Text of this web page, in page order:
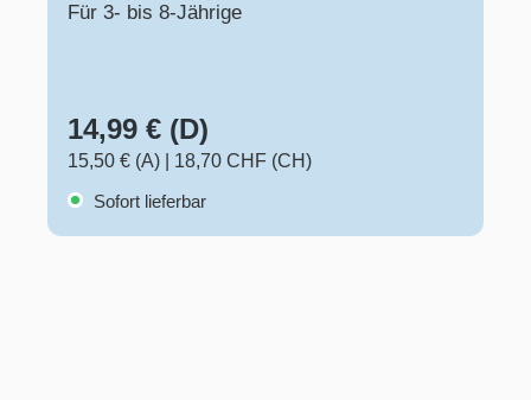
Für 3- bis 8-Jährige
14,99 € (D)
15,50 € (A)
18,70 CHF (CH)
Sofort lieferbar